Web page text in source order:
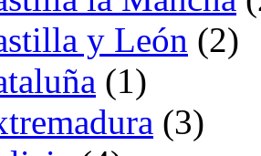
y León (2)
(1)
(3)